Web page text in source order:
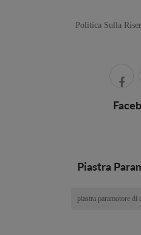
Politica Sulla
Piastra
piastra paramotore di